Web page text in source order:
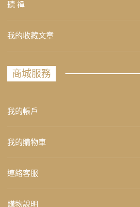
聽 禪
我的收藏文章
商城服務
我的帳戶
我的購物車
連絡客服
購物說明